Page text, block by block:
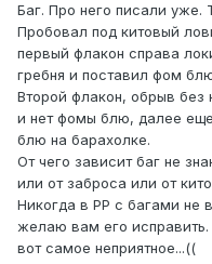
Баг. Про него писали уже.
Пробовал под китовый
первый флакон справа
гребня и поставил фом
Второй флакон, обрыв без
и нет фомы блю, далее еще
блю на барахолке.
От чего зависит баг не
или от заброса или от
Никогда в РР с багами не
желаю вам его
вот самое неприятное...((